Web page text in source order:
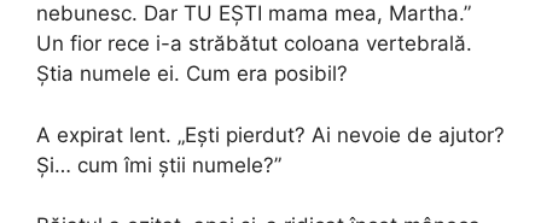
nebunesc. Dar TU EȘTI mama mea, Martha.”
Un fior rece i-a străbătut coloana vertebrală.
Știa numele ei. Cum era posibil?
A expirat lent. „Ești pierdut? Ai nevoie de ajutor?
Și… cum îmi știi numele?”